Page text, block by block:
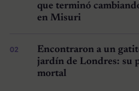
que terminó
en Misuri
Encontraron a un
jardín de Londres: su
mortal